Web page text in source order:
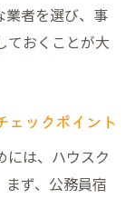
業者を選び、事
ておくことが大
ェックポイント
には、ハウスク
まず、公務員宿